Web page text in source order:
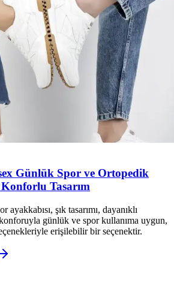
Günlük Spor ve Ortopedik
Tasarım
şık tasarımı, dayanıklı
günlük ve spor kullanıma uygun,
erişilebilir bir seçenektir.